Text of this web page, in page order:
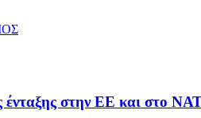
στην ΕΕ και στο